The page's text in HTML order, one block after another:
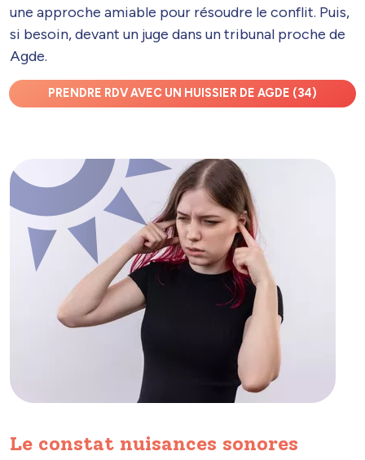
une approche amiable pour résoudre le conflit. Puis,
si besoin, devant un juge dans un tribunal proche de
Agde.
PRENDRE RDV AVEC UN HUISSIER DE AGDE (34)
Le constat nuisances sonores